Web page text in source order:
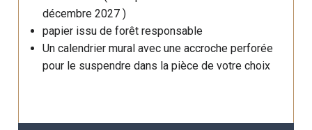
décembre 2027 )
papier issu de forêt responsable
Un calendrier mural avec une accroche perforée
pour le suspendre dans la pièce de votre choix